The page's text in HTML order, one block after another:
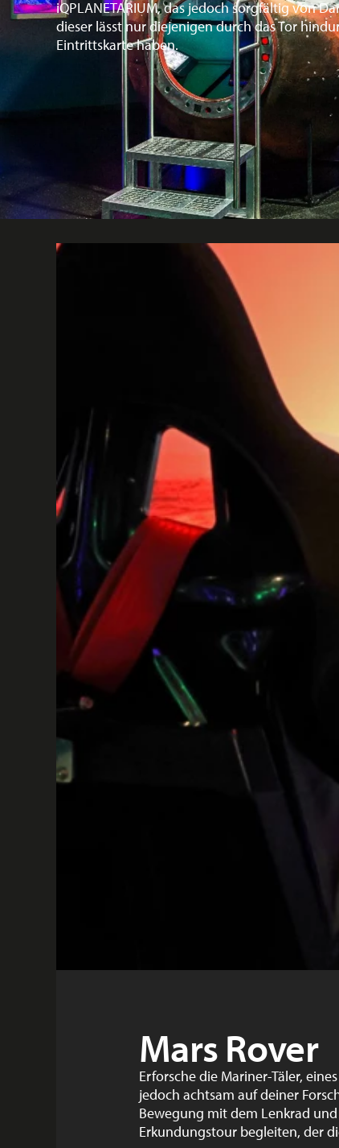
iQPLANETARIUM, das jedoch sorgfältig von
dieser lässt nur diejenigen durch das Tor
Eintrittskarte haben.
Mars Rover
Erforsche die Mariner-Täler,
jedoch achtsam auf deiner
Bewegung mit dem Lenkrad
Erkundungstour begleiten, der